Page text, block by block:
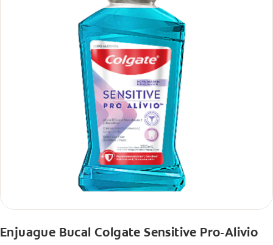
Enjuague Bucal Colgate Sensitive Pro-Alivio